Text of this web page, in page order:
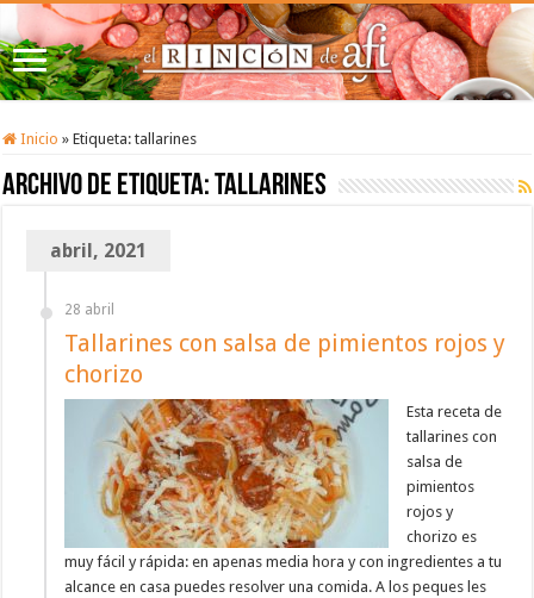
Inicio » Etiqueta:tallarines
Archivo de etiqueta:tallarines
abril, 2021
28 abril
Tallarines con salsa de pimientos rojos y
chorizo
Esta receta de
tallarines con
salsa de
pimientos
rojos y
chorizo es
muy fácil y rápida: en apenas media hora y con ingredientes a tu
alcance en casa puedes resolver una comida. A los peques les